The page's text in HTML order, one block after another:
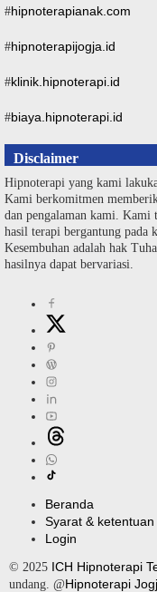
#hipnoterapianak.com
#hipnoterapijogja.id
#klinik.hipnoterapi.id
#biaya.hipnoterapi.id
Disclaimer
Hipnoterapi yang kami
Kami berkomitmen
dan pengalaman kami. Kami
hasil terapi bergantung pada
Kesembuhan adalah hak
hasilnya dapat bervariasi.
Beranda
Syarat & ketentuan
Login
© 2025 ICH Hipnoterapi
undang. @Hipnoterapi